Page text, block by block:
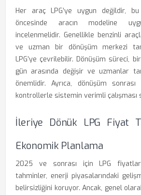
Her araç LPG’ye uygun değildir,
öncesinde aracın modeline
incelenmelidir. Genellikle benzinli
ve uzman bir dönüşüm merkezi
LPG’ye çevrilebilir. Dönüşüm süreci,
gün arasında değişir ve uzmanlar
önemlidir. Ayrıca, dönüşüm
kontrollerle sistemin verimli çalışması
İleriye Dönük LPG Fiyat
Ekonomik Planlama
2025 ve sonrası için LPG
tahminler, enerji piyasalarındaki
belirsizliğini koruyor. Ancak, genel